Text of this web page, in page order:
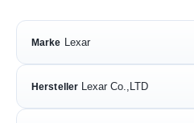
Marke Lexar
Hersteller ‎Lexar Co.,LTD